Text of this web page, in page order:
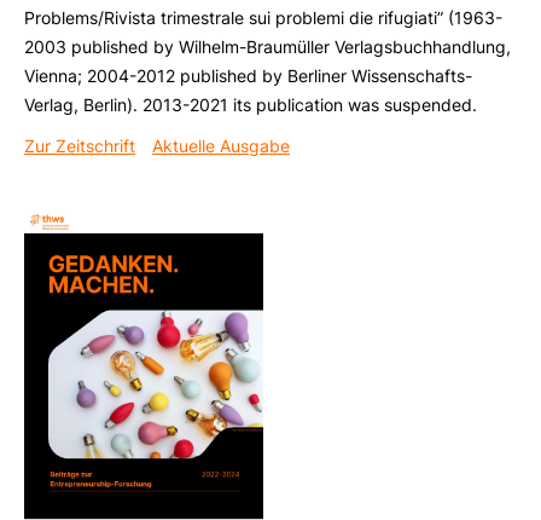
Problems/Rivista trimestrale sui problemi die rifugiati” (1963-
2003 published by Wilhelm-Braumüller Verlagsbuchhandlung,
Vienna; 2004-2012 published by Berliner Wissenschafts-
Verlag, Berlin). 2013-2021 its publication was suspended.
Zur Zeitschrift
Aktuelle Ausgabe